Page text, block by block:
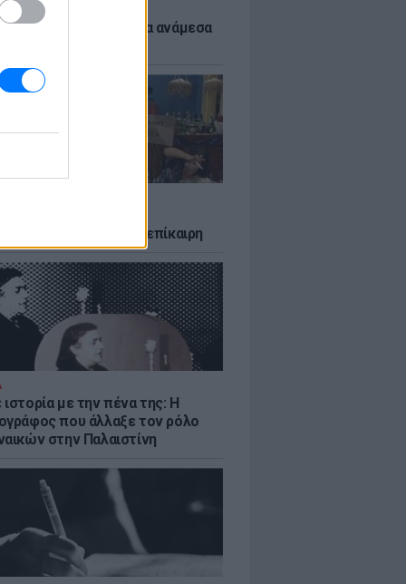
το σύγκαμα ανάμεσα
και παραμένει επίκαιρη
με την πένα της: Η
που άλλαξε τον ρόλο
στην Παλαιστίνη